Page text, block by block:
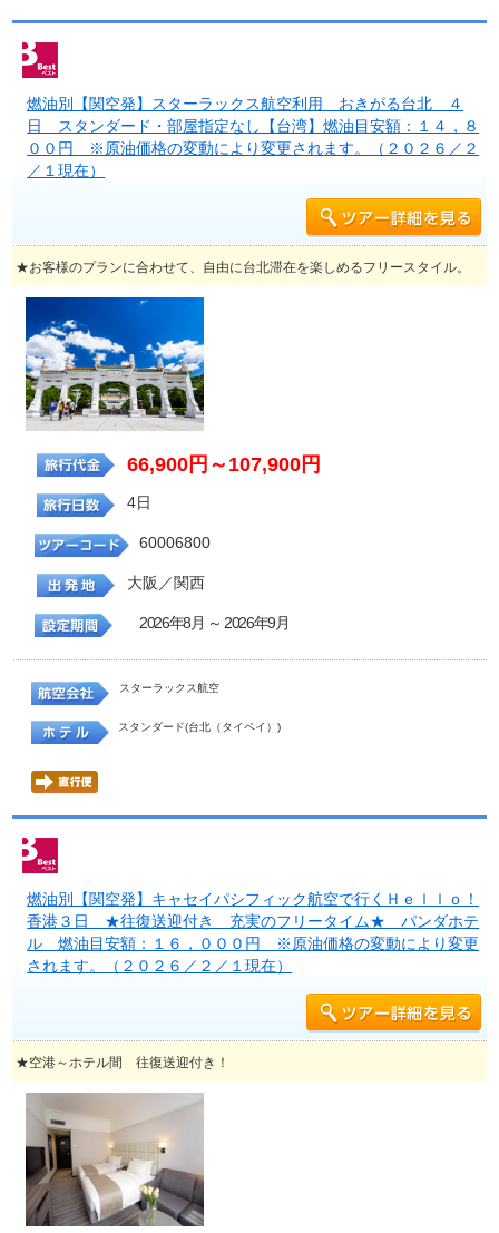
燃油別【関空発】スターラックス航空利用 おきがる台北 ４
日 スタンダード・部屋指定なし【台湾】燃油目安額：１４，８
００円 ※原油価格の変動により変更されます。（２０２６／２
／１現在）
★お客様のプランに合わせて、自由に台北滞在を楽しめるフリースタイル。
66,900円～107,900円
4日
60006800
大阪／関西
2026年8月 ～ 2026年9月
スターラックス航空
スタンダード(台北（タイペイ）)
燃油別【関空発】キャセイパシフィック航空で行くＨｅｌｌｏ！
香港３日 ★往復送迎付き 充実のフリータイム★ パンダホテ
ル 燃油目安額：１６，０００円 ※原油価格の変動により変更
されます。（２０２６／２／１現在）
★空港～ホテル間 往復送迎付き！